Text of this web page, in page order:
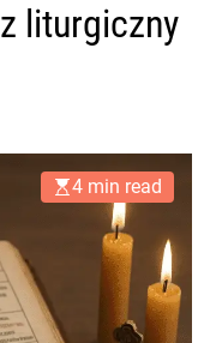
liturgiczny
4 min read